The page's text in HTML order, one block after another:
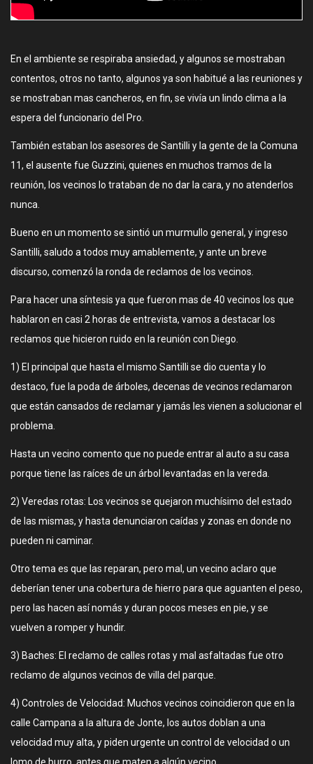
En el ambiente se respiraba ansiedad, y algunos se mostraban
contentos, otros no tanto, algunos ya son habitué a las reuniones y
se mostraban mas cancheros, en fin, se vivía un lindo clima a la
espera del funcionario del Pro.
También estaban los asesores de Santilli y la gente de la Comuna
11, el ausente fue Guzzini, quienes en muchos tramos de la
reunión, los vecinos lo trataban de no dar la cara, y no atenderlos
nunca.
Bueno en un momento se sintió un murmullo general, y ingreso
Santilli, saludo a todos muy amablemente, y ante un breve
discurso, comenzó la ronda de reclamos de los vecinos.
Para hacer una síntesis ya que fueron mas de 40 vecinos los que
hablaron en casi 2 horas de entrevista, vamos a destacar los
reclamos que hicieron ruido en la reunión con Diego.
1) El principal que hasta el mismo Santilli se dio cuenta y lo
destaco, fue la poda de árboles, decenas de vecinos reclamaron
que están cansados de reclamar y jamás les vienen a solucionar el
problema.
Hasta un vecino comento que no puede entrar al auto a su casa
porque tiene las raíces de un árbol levantadas en la vereda.
2) Veredas rotas: Los vecinos se quejaron muchísimo del estado
de las mismas, y hasta denunciaron caídas y zonas en donde no
pueden ni caminar.
Otro tema es que las reparan, pero mal, un vecino aclaro que
deberían tener una cobertura de hierro para que aguanten el peso,
pero las hacen así nomás y duran pocos meses en pie, y se
vuelven a romper y hundir.
3) Baches: El reclamo de calles rotas y mal asfaltadas fue otro
reclamo de algunos vecinos de villa del parque.
4) Controles de Velocidad: Muchos vecinos coincidieron que en la
calle Campana a la altura de Jonte, los autos doblan a una
velocidad muy alta, y piden urgente un control de velocidad o un